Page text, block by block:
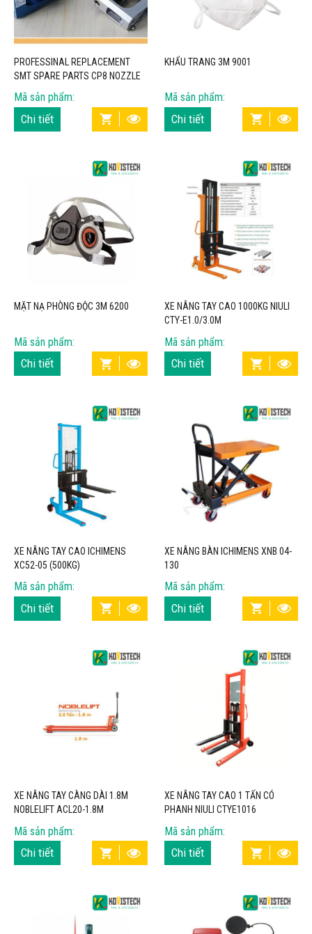
PROFESSINAL REPLACEMENT
SMT SPARE PARTS CP8 NOZZLE
HOLDER DGPH8112 – KOVISTECH
Mã sản phẩm:
Chi tiết
KHẨU TRANG 3M 9001
Mã sản phẩm:
Chi tiết
MẶT NẠ PHÒNG ĐỘC 3M 6200
Mã sản phẩm:
Chi tiết
XE NÂNG TAY CAO 1000KG NIULI
CTY-E1.0/3.0M
Mã sản phẩm:
Chi tiết
XE NÂNG TAY CAO ICHIMENS
XC52-05 (500KG)
Mã sản phẩm:
Chi tiết
XE NÂNG BÀN ICHIMENS XNB 04-
130
Mã sản phẩm:
Chi tiết
XE NÂNG TAY CÀNG DÀI 1.8M
NOBLELIFT ACL20-1.8M
Mã sản phẩm:
Chi tiết
XE NÂNG TAY CAO 1 TẤN CÓ
PHANH NIULI CTYE1016
Mã sản phẩm:
Chi tiết